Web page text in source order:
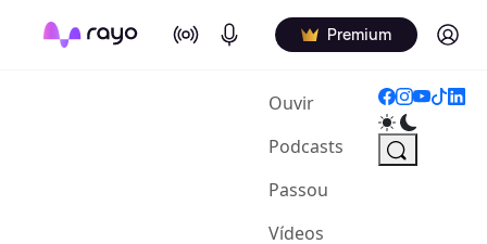
On Air Podcasts Premium Log in
Ouvir(current)
Podcasts
Passou
Vídeos